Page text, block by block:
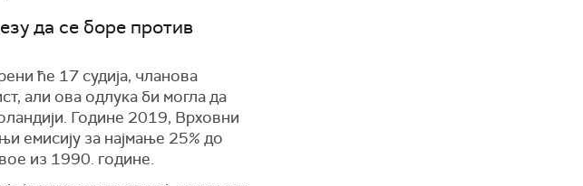
да се боре против
ће 17 судија, чланова
али ова одлука би могла да
Године 2019, Врховни
емисију за најмање 25% до
из 1990. године.